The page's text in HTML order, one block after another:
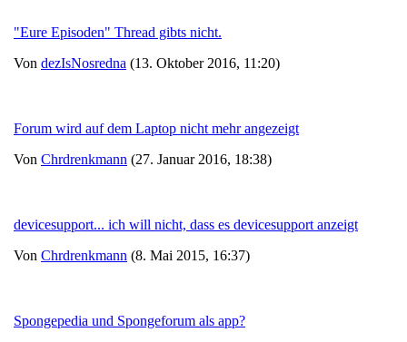
"Eure Episoden" Thread gibts nicht.
Von dezIsNosredna (13. Oktober 2016, 11:20)
Forum wird auf dem Laptop nicht mehr angezeigt
Von Chrdrenkmann (27. Januar 2016, 18:38)
devicesupport... ich will nicht, dass es devicesupport anzeigt
Von Chrdrenkmann (8. Mai 2015, 16:37)
Spongepedia und Spongeforum als app?